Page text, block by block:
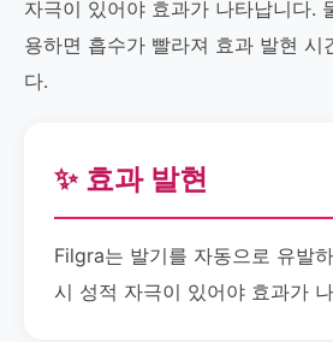
자극이 있어야 효과가 나타납니다.
용하면 흡수가 빨라져 효과 발현 시
다.
✨ 효과 발현
Filgra는 발기를 자동으로 유발
시 성적 자극이 있어야 효과가